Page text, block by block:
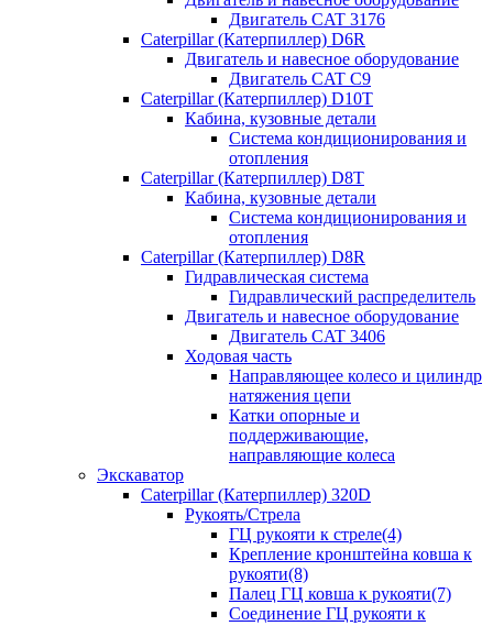
Двигатель CAT 3176
Caterpillar (Катерпиллер) D6R
Двигатель и навесное оборудование
Двигатель CAT C9
Caterpillar (Катерпиллер) D10T
Кабина, кузовные детали
Система кондиционирования и
отопления
Caterpillar (Катерпиллер) D8T
Кабина, кузовные детали
Система кондиционирования и
отопления
Caterpillar (Катерпиллер) D8R
Гидравлическая система
Гидравлический распределитель
Двигатель и навесное оборудование
Двигатель CAT 3406
Ходовая часть
Направляющее колесо и цилиндр
натяжения цепи
Катки опорные и
поддерживающие,
направляющие колеса
Экскаватор
Caterpillar (Катерпиллер) 320D
Рукоять/Стрела
ГЦ рукояти к стреле(4)
Крепление кронштейна ковша к
рукояти(8)
Палец ГЦ ковша к рукояти(7)
Соединение ГЦ рукояти к